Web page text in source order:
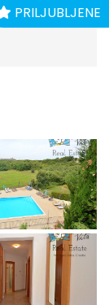
PRILJUBLJENE